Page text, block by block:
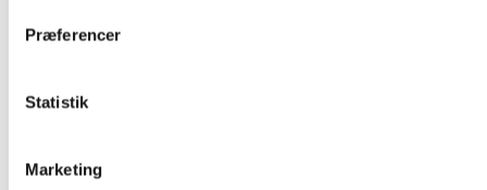
Præferencer
Statistik
Marketing